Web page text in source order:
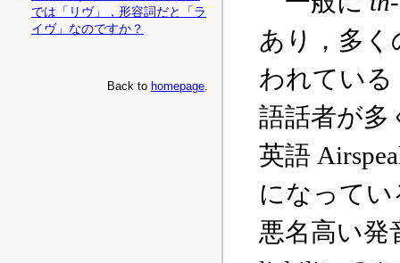
では「リヴ」，形容詞だと「ラ
イヴ」なのですか？
Back to homepage